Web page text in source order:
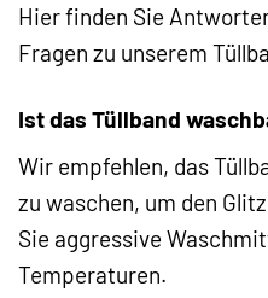
Hier finden Sie
Fragen zu unserem
Ist das Tüllband
Wir empfehlen, das
zu waschen, um den
Sie aggressive
Temperaturen.